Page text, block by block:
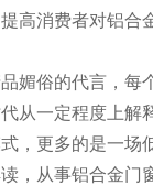
高消费者对铝合
媚俗的代言，每
从一定程度上解
，更多的是一场
，从事铝合金门